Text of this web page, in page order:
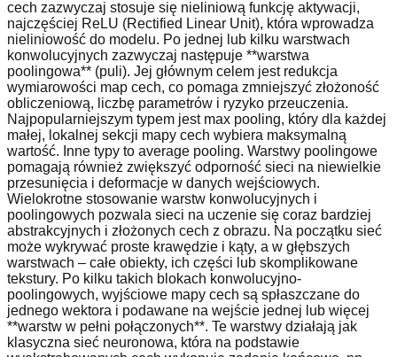
cech zazwyczaj stosuje się nieliniową funkcję aktywacji,
najczęściej ReLU (Rectified Linear Unit), która wprowadza
nieliniowość do modelu. Po jednej lub kilku warstwach
konwolucyjnych zazwyczaj następuje **warstwa
poolingowa** (puli). Jej głównym celem jest redukcja
wymiarowości map cech, co pomaga zmniejszyć złożoność
obliczeniową, liczbę parametrów i ryzyko przeuczenia.
Najpopularniejszym typem jest max pooling, który dla każdej
małej, lokalnej sekcji mapy cech wybiera maksymalną
wartość. Inne typy to average pooling. Warstwy poolingowe
pomagają również zwiększyć odporność sieci na niewielkie
przesunięcia i deformacje w danych wejściowych.
Wielokrotne stosowanie warstw konwolucyjnych i
poolingowych pozwala sieci na uczenie się coraz bardziej
abstrakcyjnych i złożonych cech z obrazu. Na początku sieć
może wykrywać proste krawędzie i kąty, a w głębszych
warstwach – całe obiekty, ich części lub skomplikowane
tekstury. Po kilku takich blokach konwolucyjno-
poolingowych, wyjściowe mapy cech są spłaszczane do
jednego wektora i podawane na wejście jednej lub więcej
**warstw w pełni połączonych**. Te warstwy działają jak
klasyczna sieć neuronowa, która na podstawie